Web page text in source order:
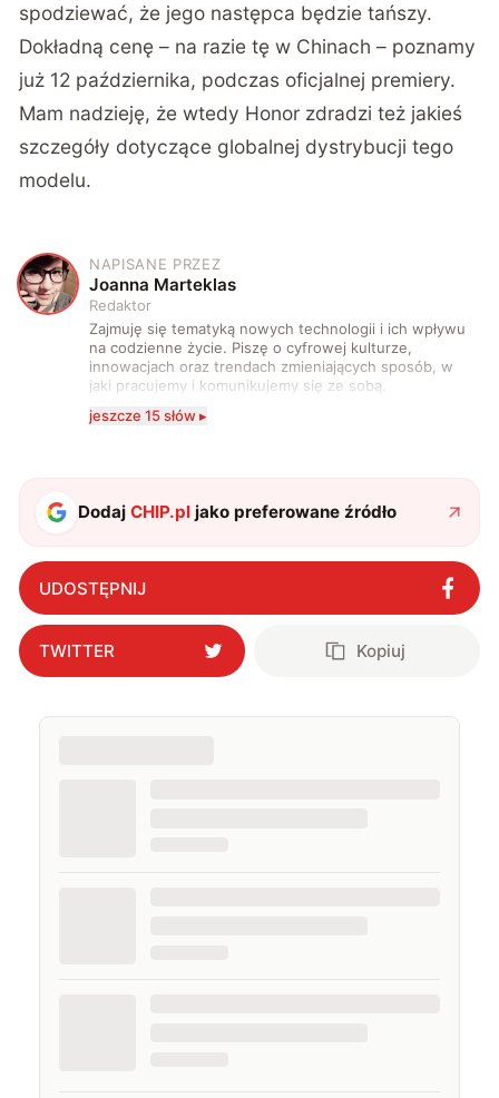
spodziewać, że jego następca będzie tańszy.
Dokładną cenę – na razie tę w Chinach – poznamy
już 12 października, podczas oficjalnej premiery.
Mam nadzieję, że wtedy Honor zdradzi też jakieś
szczegóły dotyczące globalnej dystrybucji tego
modelu.
J
NAPISANE PRZEZ
Joanna Marteklas
Redaktor
Zajmuję się tematyką nowych technologii i ich wpływu
na codzienne życie. Piszę o cyfrowej kulturze,
innowacjach oraz trendach zmieniających sposób, w
jaki pracujemy i komunikujemy się ze sobą.
Szczególnie interesuje mnie relacja między rozwojem
technologii a współczesną popkulturą. W wolnych
jeszcze 15 słów ▸
DodajCHIP.pl jako preferowane źródło
UDOSTĘPNIJ
TWITTER Kopiuj